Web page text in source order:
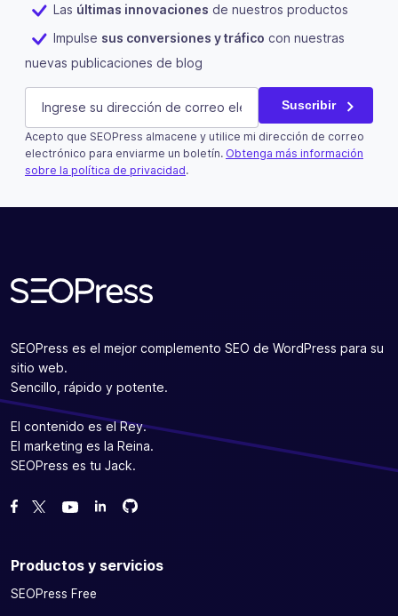
Las últimas innovaciones de nuestros productos
Impulse sus conversiones y tráfico con nuestras
nuevas publicaciones de blog
Company
Este campo es un campo de validación y debe quedar
E-mail (Obligatorio) Suscribir
Acepto que SEOPress almacene y utilice mi dirección de correo
electrónico para enviarme un boletín. Obtenga más información
sobre la política de privacidad.
SEOPress es el mejor complemento SEO de WordPress para su
sitio web.
Sencillo, rápido y potente.
El contenido es el Rey.
El marketing es la Reina.
SEOPress es tu Jack.
Danos like en Facebook
Síguenos en Twitter
Míranos en YouTube
Bifurcanos en GitHub
Bifurcanos en GitHub
Productos y servicios
SEOPress Free